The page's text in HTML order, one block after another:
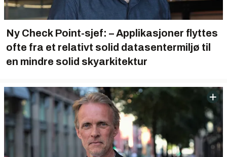
Ny Check Point-sjef: – Applikasjoner flyttes
ofte fra et relativt solid datasentermiljø til
en mindre solid skyarkitektur